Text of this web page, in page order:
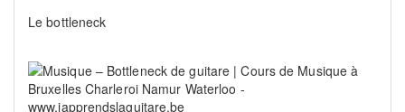
Le bottleneck